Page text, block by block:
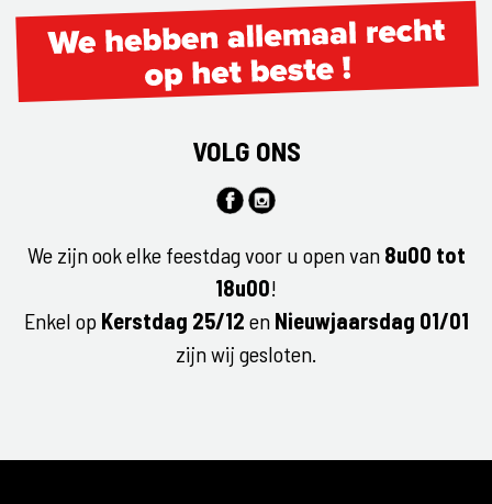
VOLG ONS
We zijn ook elke feestdag voor u open van 8u00 tot
18u00!
Enkel op Kerstdag 25/12 en Nieuwjaarsdag 01/01
zijn wij gesloten.